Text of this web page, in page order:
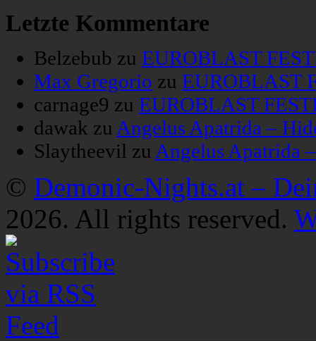
Letzte Kommentare
Belzebub zu EUROBLAST
Max Gregorio zu EUROBLAST
carnage9 zu EUROBLAST
dawak zu Angelus Apatrida –
Slaytheevil zu Angelus Apatrida
© Demonic-Nights.at –
2026. All rights reserved.